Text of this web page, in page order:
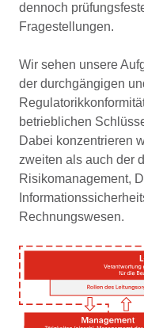
dennoch
Fragestellungen.
Wir sehen unsere
der durchgängigen
betrieblichen
Dabei konzentrieren
zweiten als auch der
Risikomanagement,
Rechnungswesen.